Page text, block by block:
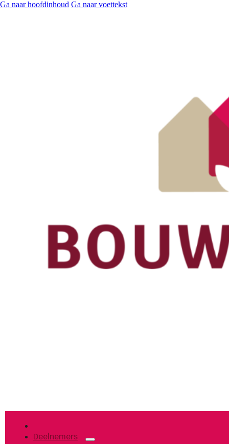
Ga naar hoofdinhoud Ga naar voettekst
Deelnemers